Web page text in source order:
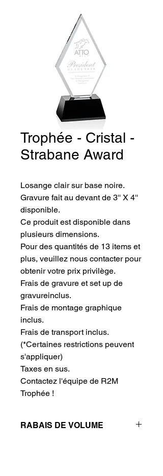
Trophée - Cristal -
Strabane Award
Losange clair sur base noire.
Gravure fait au devant de 3'' X 4''
disponible.
Ce produit est disponible dans
plusieurs dimensions.
Pour des quantités de 13 items et
plus, veuillez nous contacter pour
obtenir votre prix privilège.
Frais de gravure et set up de
gravureinclus.
Frais de montage graphique
inclus.
Frais de transport inclus.
(*Certaines restrictions peuvent
s'appliquer)
Taxes en sus.
Contactez l'équipe de R2M
Trophée !
RABAIS DE VOLUME